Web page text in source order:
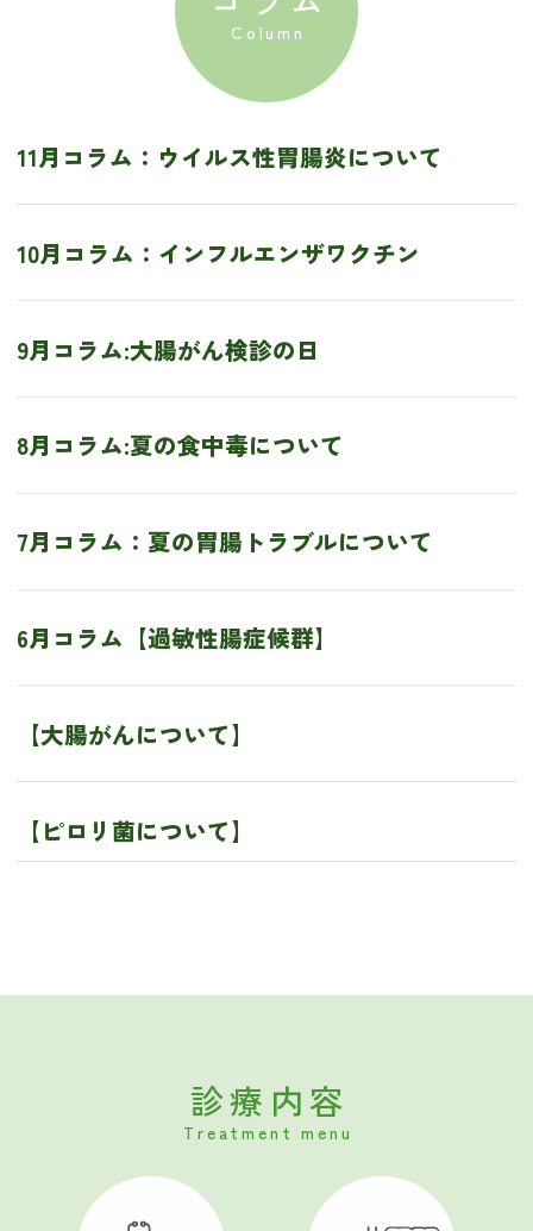
11月コラム：ウイルス性胃腸炎について
10月コラム：インフルエンザワクチン
9月コラム:大腸がん検診の日
8月コラム:夏の食中毒について
7月コラム：夏の胃腸トラブルについて
6月コラム【過敏性腸症候群】
【大腸がんについて】
【ピロリ菌について】
診療内容